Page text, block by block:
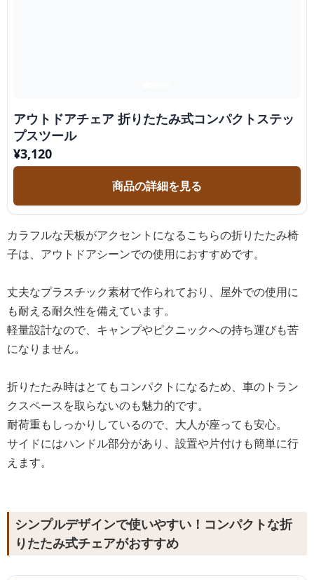
アウトドアチェア 折りたたみ式コンパクトステッ
プスツール
¥3,120
商品の詳細を見る
カラフルな天板がアクセントになるこちらの折りたたみ椅
子は、アウトドアシーンでの使用におすすめです。
丈夫なプラスチック素材で作られており、屋外での使用に
も耐える耐久性を備えています。
軽量設計なので、キャンプやピクニックへの持ち運びも苦
になりません。
折りたたみ時はとてもコンパクトになるため、車のトラン
クスペースを取らないのも魅力的です。
耐荷重もしっかりしているので、大人が座っても安心。
サイドにはハンドル部分があり、設置や片付けも簡単に行
えます。
シンプルデザインで使いやすい！コンパクトな折
りたたみ式チェアがおすすめ